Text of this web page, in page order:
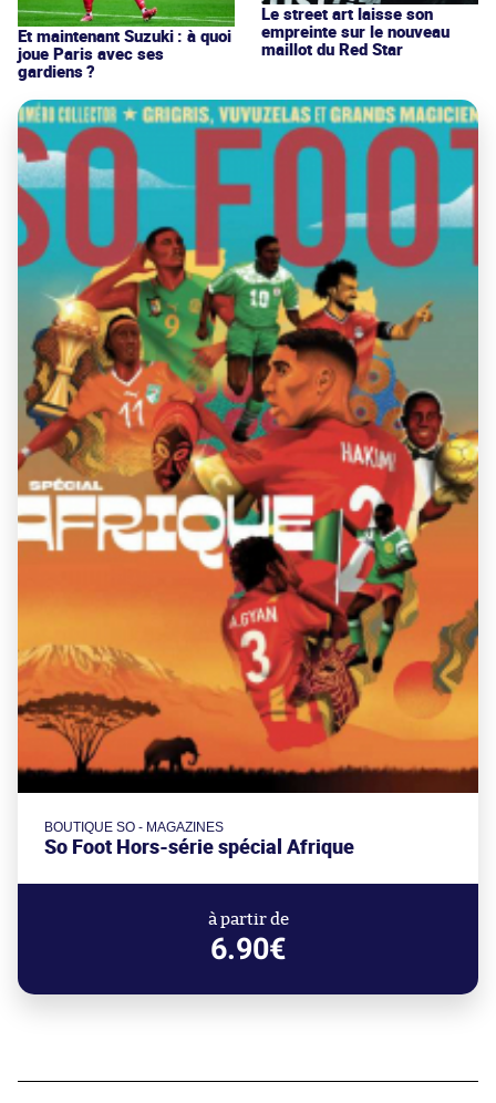
Et maintenant Suzuki : à quoi
joue Paris avec ses
gardiens ?
Le street art laisse son
empreinte sur le nouveau
maillot du Red Star
BOUTIQUE SO - MAGAZINES
So Foot Hors-série spécial Afrique
à partir de
6.90€